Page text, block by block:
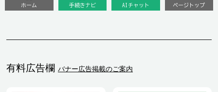
有料広告欄 バナー広告掲載のご案内
ホーム 手続きナビ AIチャット ページトップ